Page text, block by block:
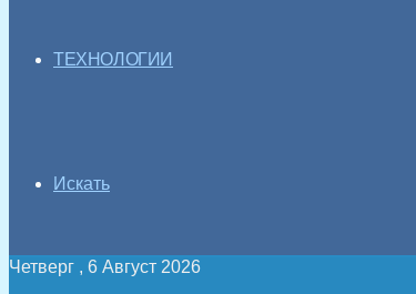
ТЕХНОЛОГИИ
Искать
Четверг , 6 Август 2026